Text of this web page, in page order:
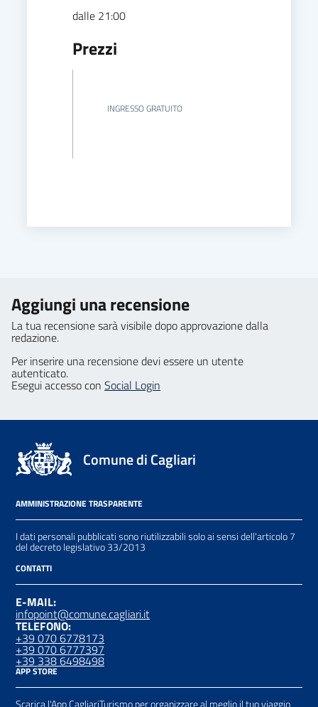
dalle 21:00
Prezzi
INGRESSO GRATUITO
Aggiungi una recensione
La tua recensione sarà visibile dopo approvazione dalla
redazione.
Per inserire una recensione devi essere un utente
autenticato.
Esegui accesso con Social Login
Comune di Cagliari
AMMINISTRAZIONE TRASPARENTE
I dati personali pubblicati sono riutilizzabili solo ai sensi dell'articolo 7
del decreto legislativo 33/2013
CONTATTI
E-MAIL:
infopoint@comune.cagliari.it
TELEFONO:
+39 070 6778173
+39 070 6777397
+39 338 6498498
APP STORE
Scarica l'App CagliariTurismo per organizzare al meglio il tuo viaggio